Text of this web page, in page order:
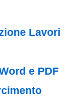
Lavori
e PDF